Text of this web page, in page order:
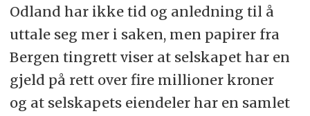
Odland har ikke tid og anledning til å
uttale seg mer i saken, men papirer fra
Bergen tingrett viser at selskapet har en
gjeld på rett over fire millioner kroner
og at selskapets eiendeler har en samlet